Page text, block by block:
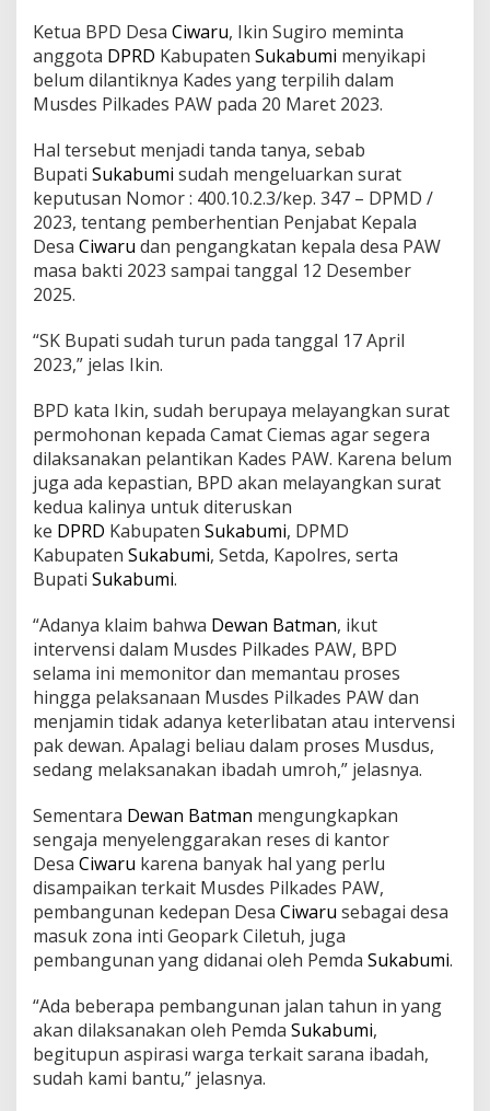
e
b
i
h
B
i
k
D
i
p
e
c
a
Ketua BPD Desa Ciwaru, Ikin Sugiro meminta
anggota DPRD Kabupaten Sukabumi menyikapi
belum dilantiknya Kades yang terpilih dalam
Musdes Pilkades PAW pada 20 Maret 2023.
Hal tersebut menjadi tanda tanya, sebab
Bupati Sukabumi sudah mengeluarkan surat
keputusan Nomor : 400.10.2.3/kep. 347 – DPMD /
2023, tentang pemberhentian Penjabat Kepala
Desa Ciwaru dan pengangkatan kepala desa PAW
masa bakti 2023 sampai tanggal 12 Desember
2025.
“SK Bupati sudah turun pada tanggal 17 April
2023,” jelas Ikin.
BPD kata Ikin, sudah berupaya melayangkan surat
permohonan kepada Camat Ciemas agar segera
dilaksanakan pelantikan Kades PAW. Karena belum
juga ada kepastian, BPD akan melayangkan surat
kedua kalinya untuk diteruskan
ke DPRD Kabupaten Sukabumi, DPMD
Kabupaten Sukabumi, Setda, Kapolres, serta
Bupati Sukabumi.
“Adanya klaim bahwa Dewan Batman, ikut
intervensi dalam Musdes Pilkades PAW, BPD
selama ini memonitor dan memantau proses
hingga pelaksanaan Musdes Pilkades PAW dan
menjamin tidak adanya keterlibatan atau intervensi
pak dewan. Apalagi beliau dalam proses Musdus,
sedang melaksanakan ibadah umroh,” jelasnya.
Sementara Dewan Batman mengungkapkan
sengaja menyelenggarakan reses di kantor
Desa Ciwaru karena banyak hal yang perlu
disampaikan terkait Musdes Pilkades PAW,
pembangunan kedepan Desa Ciwaru sebagai desa
masuk zona inti Geopark Ciletuh, juga
pembangunan yang didanai oleh Pemda Sukabumi.
“Ada beberapa pembangunan jalan tahun in yang
akan dilaksanakan oleh Pemda Sukabumi,
begitupun aspirasi warga terkait sarana ibadah,
sudah kami bantu,” jelasnya.